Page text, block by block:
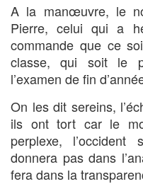
A la manœuvre, le
Pierre, celui qui a
commande que ce
classe, qui soit le
l’examen de fin
On les dit sereins,
ils ont tort car le
perplexe,
donnera pas dans
fera dans la